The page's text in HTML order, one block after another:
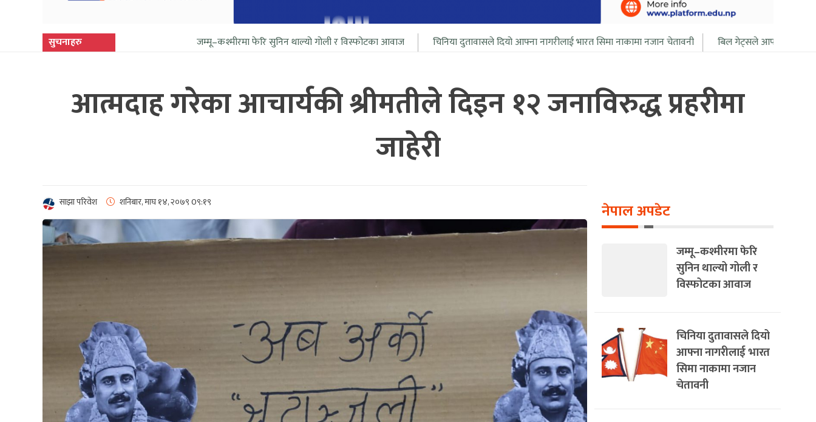
सुचनाहरु जम्मू–कश्मीरमा फेरि सुनिन थाल्यो गोली र विस्फोटका आवाज चिनिया दुतावासले दियो आफ्ना नागरीलाई भारत सिमा नाकामा नजान चेतावनी बिल गेट्सले आफ्नो सबै सम्पत्ति २० बर्ष भित्र
आत्मदाह गरेका आचार्यकी श्रीमतीले दिइन १२ जनाविरुद्ध प्रहरीमा
जाहेरी
साझा परिवेश शनिबार, माघ १४, २०७९0९:१९ नेपाल अपडेट
जम्मू–कश्मीरमा फेरि
सुनिन थाल्यो गोली र
विस्फोटका आवाज
चिनिया दुतावासले दियो
आफ्ना नागरीलाई भारत
सिमा नाकामा नजान
चेतावनी